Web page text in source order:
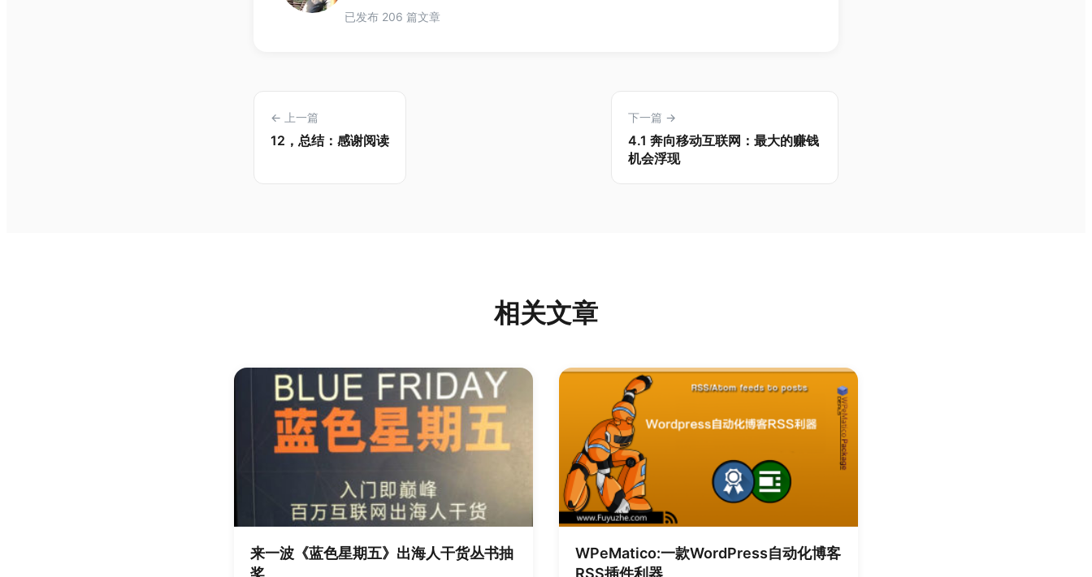
已发布 206 篇文章
← 上一篇
12，总结：感谢阅读
下一篇 →
4.1 奔向移动互联网：最大的赚钱
机会浮现
相关文章
来一波《蓝色星期五》出海人干货丛书抽
奖
WPeMatico:一款WordPress自动化博客
RSS插件利器